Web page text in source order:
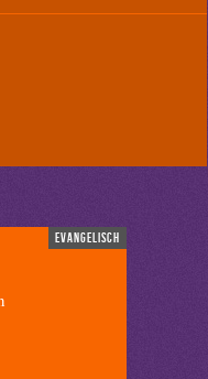
evangelisch